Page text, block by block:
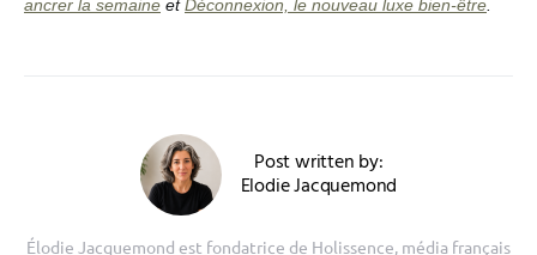
ancrer la semaine etDéconnexion, le nouveau luxe bien-être.
Post written by:
Elodie Jacquemond
Élodie Jacquemond est fondatrice de Holissence, média français